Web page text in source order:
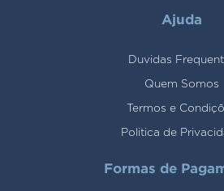
Ajuda
Duvidas
Quem Somos
Termos e
Politica de
Formas de